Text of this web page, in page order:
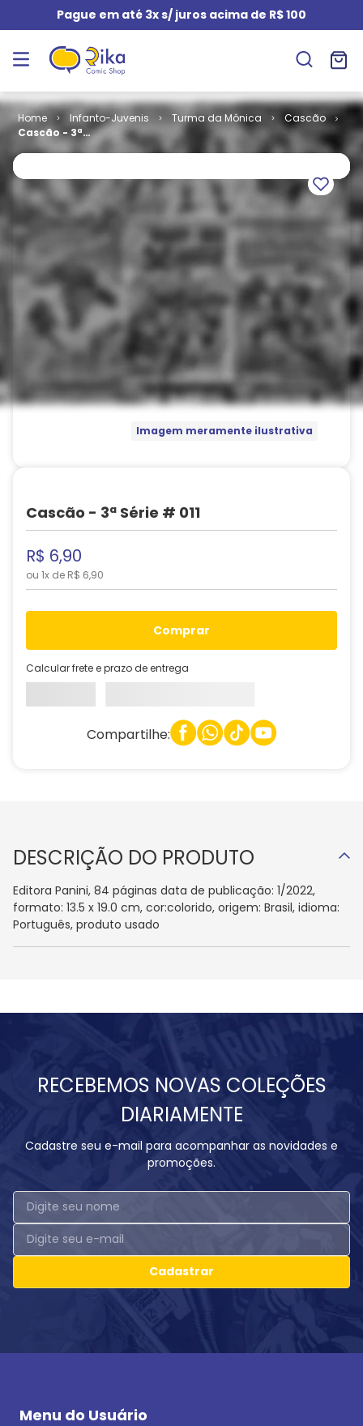
Pague em até 3x s/ juros acima de R$ 100
Infanto-Juvenis Turma da Mônica
Cascão
Cascão - 3ª
Série # 011
Imagem meramente ilustrativa
Cascão - 3ª Série # 011
R$ 6,90
ou 1x de R$ 6,90
comprar
Calcular frete e prazo de entrega
Compartilhe:
DESCRIÇÃO DO PRODUTO
Editora Panini, 84 páginas data de publicação: 1/2022,
formato: 13.5 x 19.0 cm, cor:colorido, origem: Brasil, idioma:
Português, produto usado
RECEBEMOS NOVAS COLEÇÕES
DIARIAMENTE
Cadastre seu e-mail para acompanhar as novidades e
promoções.
Cadastrar
Menu do Usuário